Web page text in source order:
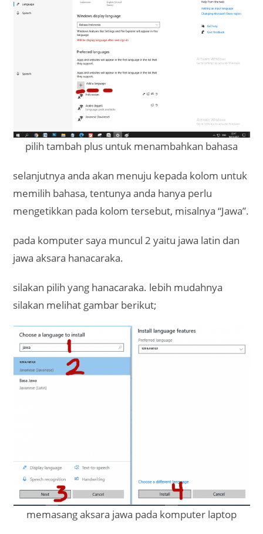
pilih tambah plus untuk menambahkan bahasa
selanjutnya anda akan menuju kepada kolom untuk
memilih bahasa, tentunya anda hanya perlu
mengetikkan pada kolom tersebut, misalnya “Jawa”.
pada komputer saya muncul 2 yaitu jawa latin dan
jawa aksara hanacaraka.
silakan pilih yang hanacaraka. lebih mudahnya
silakan melihat gambar berikut;
memasang aksara jawa pada komputer laptop